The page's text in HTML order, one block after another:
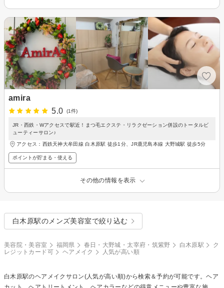
amira
5.0
(1件)
JR・西鉄・Wアクセスで駅近！まつ毛エクステ・リラクゼーション併設のトータルビ
ューティーサロン♪
アクセス：西鉄天神大牟田線 白木原駅 徒歩1分、JR鹿児島本線 大野城駅 徒歩5分
ポイントが貯まる・使える
その他の情報を表示
白木原駅のメンズ美容室で絞り込む
美容院・美容室 福岡県 春日・大野城・太宰府・筑紫野 白木原駅
ク
レジットカード可
ヘアメイク 人気が高い順
白木原駅のヘアメイク サロン(人気が高い順)から検索＆予約が可能です。ヘア